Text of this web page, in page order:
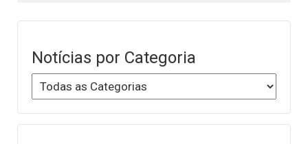
Notícias por Categoria